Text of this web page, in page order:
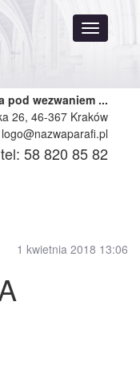
rozwijana
pod wezwaniem ...
26, 46-367 Kraków
tel: 58 820 85 82
1 kwietnia 2018 13:06